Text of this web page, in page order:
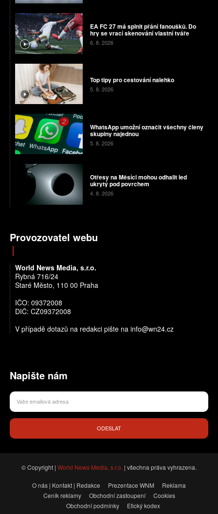
EA FC 27 má splnit přání fanoušků. Do
hry se vrací skenování vlastní tváře
6. 8. 2026
Top tipy pro cestování nalehko
5. 8. 2026
WhatsApp umožní označit všechny členy
skupiny najednou
5. 8. 2026
Otřesy na Měsíci mohou odhalit led
ukrytý pod povrchem
4. 8. 2026
Provozovatel webu
World News Media, s.r.o.
Rybná 716/24
Staré Město, 110 00 Praha
IČO: 09372008
DIČ: CZ09372008
V případě dotazů na redakci pište na info@wn24.cz
Napište nám
ODESLAT
© Copyright | World News Media, s.r.o. | všechna práva vyhrazena.
O nás | Kontakt | Redakce Prezentace WNM
Reklama
Ceník reklamy
Obchodní zastoupení
Cookies
Obchodní podmínky
Etický kodex